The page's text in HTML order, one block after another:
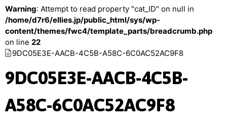
Warning: Attempt to read property "cat_ID" on null in
/home/d7r6/ellies.jp/public_html/sys/wp-
content/themes/fwc4/template_parts/breadcrumb.php
on line 22
9DC05E3E-AACB-4C5B-A58C-6C0AC52AC9F8
9DC05E3E-AACB-4C5B-
A58C-6C0AC52AC9F8